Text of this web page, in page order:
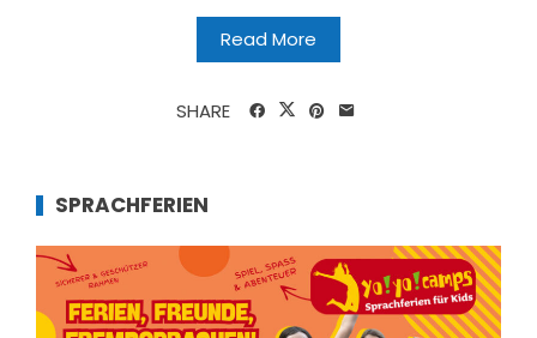
Read More
SHARE
SPRACHFERIEN